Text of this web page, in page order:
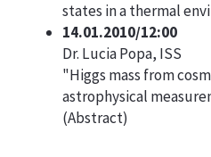
states in a thermal
14.01.2010/12:00
Dr. Lucia Popa, ISS
"Higgs mass from
astrophysical
(Abstract)